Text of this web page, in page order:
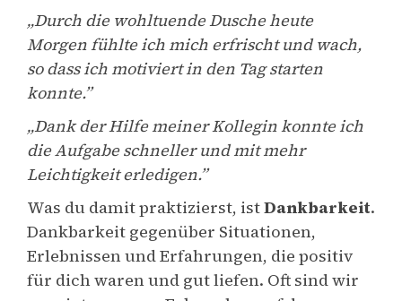
„Durch die wohltuende Dusche heute
Morgen fühlte ich mich erfrischt und wach,
so dass ich motiviert in den Tag starten
konnte.”
„Dank der Hilfe meiner Kollegin konnte ich
die Aufgabe schneller und mit mehr
Leichtigkeit erledigen.”
Was du damit praktizierst, istDankbarkeit.
Dankbarkeit gegenüber Situationen,
Erlebnissen und Erfahrungen, die positiv
für dich waren und gut liefen. Oft sind wir